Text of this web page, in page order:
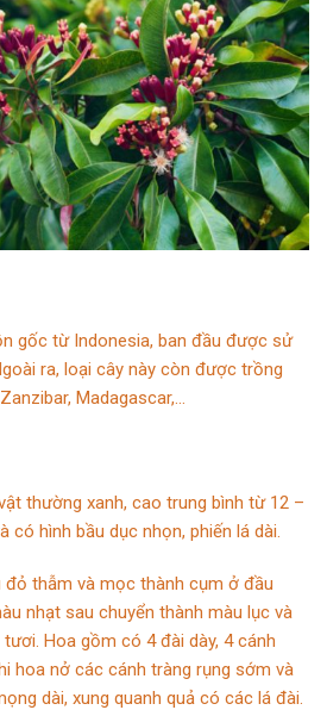
gốc từ Indonesia, ban đầu được sử
ra, loại cây này còn được trồng
Madagascar,…
thường xanh, cao trung bình từ 12 –
có hình bầu dục nhọn, phiến lá dài.
thẫm và mọc thành cụm ở đầu
nhạt sau chuyển thành màu lục và
Hoa gồm có 4 đài dày, 4 cánh
hoa nở các cánh tràng rụng sớm và
dài, xung quanh quả có các lá đài.